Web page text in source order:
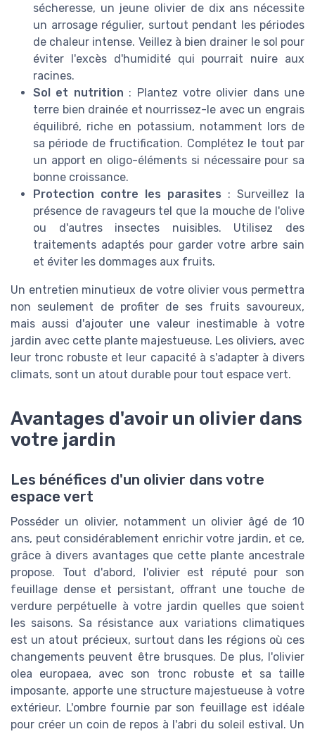
sécheresse, un jeune olivier de dix ans nécessite
un arrosage régulier, surtout pendant les périodes
de chaleur intense. Veillez à bien drainer le sol pour
éviter l'excès d'humidité qui pourrait nuire aux
racines.
Sol et nutrition : Plantez votre olivier dans une
terre bien drainée et nourrissez-le avec un engrais
équilibré, riche en potassium, notamment lors de
sa période de fructification. Complétez le tout par
un apport en oligo-éléments si nécessaire pour sa
bonne croissance.
Protection contre les parasites : Surveillez la
présence de ravageurs tel que la mouche de l'olive
ou d'autres insectes nuisibles. Utilisez des
traitements adaptés pour garder votre arbre sain
et éviter les dommages aux fruits.
Un entretien minutieux de votre olivier vous permettra
non seulement de profiter de ses fruits savoureux,
mais aussi d'ajouter une valeur inestimable à votre
jardin avec cette plante majestueuse. Les oliviers, avec
leur tronc robuste et leur capacité à s'adapter à divers
climats, sont un atout durable pour tout espace vert.
Avantages d'avoir un olivier dans
votre jardin
Les bénéfices d'un olivier dans votre
espace vert
Posséder un olivier, notamment un olivier âgé de 10
ans, peut considérablement enrichir votre jardin, et ce,
grâce à divers avantages que cette plante ancestrale
propose. Tout d'abord, l'olivier est réputé pour son
feuillage dense et persistant, offrant une touche de
verdure perpétuelle à votre jardin quelles que soient
les saisons. Sa résistance aux variations climatiques
est un atout précieux, surtout dans les régions où ces
changements peuvent être brusques. De plus, l'olivier
olea europaea, avec son tronc robuste et sa taille
imposante, apporte une structure majestueuse à votre
extérieur. L'ombre fournie par son feuillage est idéale
pour créer un coin de repos à l'abri du soleil estival. Un